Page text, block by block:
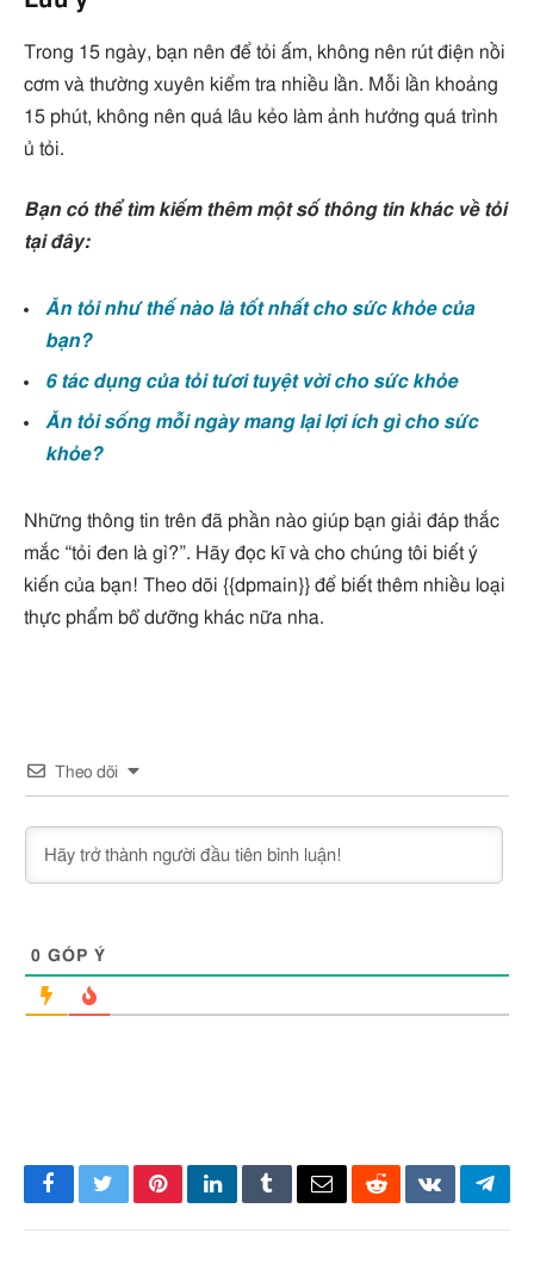
Trong 15 ngày, bạn nên để tỏi ấm, không nên rút điện nồi
cơm và thường xuyên kiểm tra nhiều lần. Mỗi lần khoảng
15 phút, không nên quá lâu kẻo làm ảnh hưởng quá trình
ủ tỏi.
Bạn có thể tìm kiếm thêm một số thông tin khác về tỏi
tại đây:
Ăn tỏi như thế nào là tốt nhất cho sức khỏe của
bạn?
6 tác dụng của tỏi tươi tuyệt vời cho sức khỏe
Ăn tỏi sống mỗi ngày mang lại lợi ích gì cho sức
khỏe?
Những thông tin trên đã phần nào giúp bạn giải đáp thắc
mắc “tỏi đen là gì?”. Hãy đọc kĩ và cho chúng tôi biết ý
kiến của bạn! Theo dõi {{dpmain}} để biết thêm nhiều loại
thực phẩm bổ dưỡng khác nữa nha.
Theo dõi
0 GÓP Ý
Facebook
TwitterPinterestLinkedInTumblrEmailRedditVKontakte